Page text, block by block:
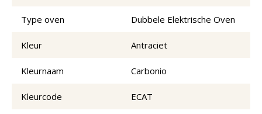
Type oven Dubbele Elektrische Oven
Kleur Antraciet
Kleurnaam Carbonio
Kleurcode ECAT